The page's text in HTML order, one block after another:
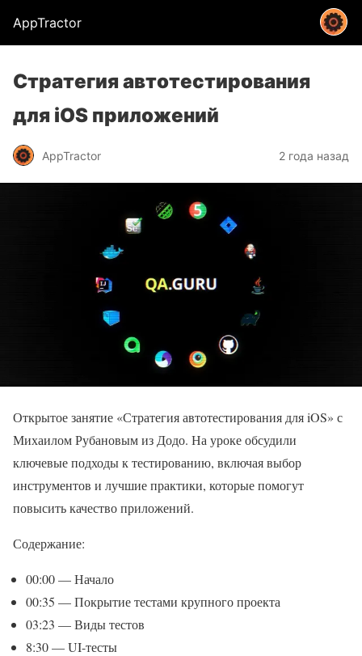
AppTractor
Стратегия автотестирования
для iOS приложений
AppTractor 2 года назад
Открытое занятие «Стратегия автотестирования для iOS» с
Михаилом Рубановым из Додо. На уроке обсудили
ключевые подходы к тестированию, включая выбор
инструментов и лучшие практики, которые помогут
повысить качество приложений.
Содержание:
00:00 — Начало
00:35 — Покрытие тестами крупного проекта
03:23 — Виды тестов
8:30 — UI-тесты